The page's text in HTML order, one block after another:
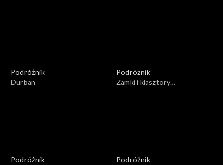
Podróżnik
Durban
Podróżnik
Zamki i klasztory
Podróżnik
Podróżnik